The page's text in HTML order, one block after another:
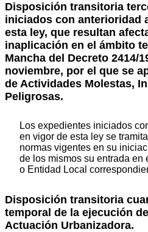
Disposición transitoria
iniciados con anterioridad
esta ley, que resultan
inaplicación en el ámbito
Mancha del Decreto 2414/
noviembre, por el que se
de Actividades Molestas,
Peligrosas.
Los expedientes iniciados
en vigor de esta ley se
normas vigentes en su
de los mismos su entrada en
o Entidad Local
Disposición transitoria
temporal de la ejecución
Actuación Urbanizadora.